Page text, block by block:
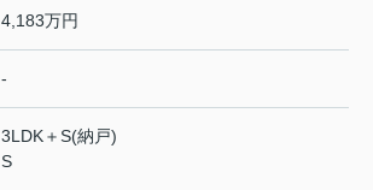
4,183万円
-
3LDK＋S(納戸)
S